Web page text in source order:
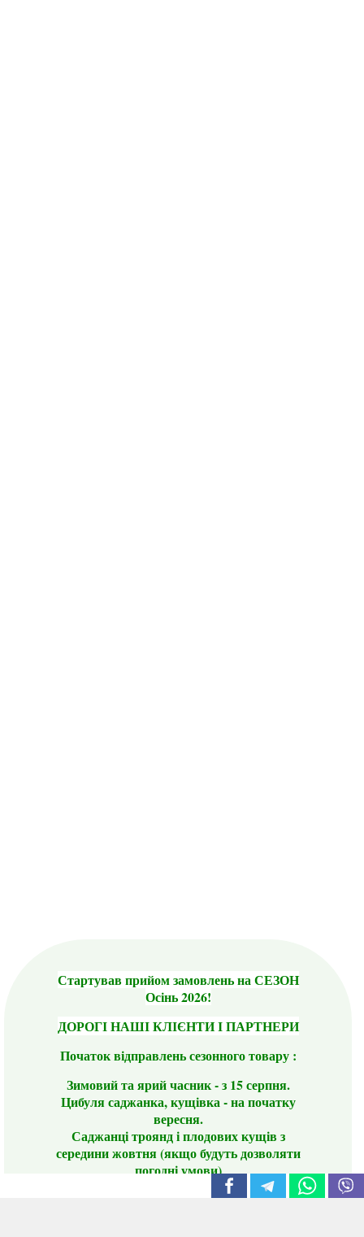
Стартував прийом замовлень на СЕЗОН
Осінь 2026!
ДОРОГІ НАШІ КЛІЄНТИ І ПАРТНЕРИ
Початок відправлень сезонного товару :
Зимовий та ярий часник - з 15 серпня.
Цибуля саджанка, кущівка - на початку
вересня.
Саджанці троянд і плодових кущів з
середини жовтня (якщо будуть дозволяти
погодні умови)
Цього сезону ви будете задоволені